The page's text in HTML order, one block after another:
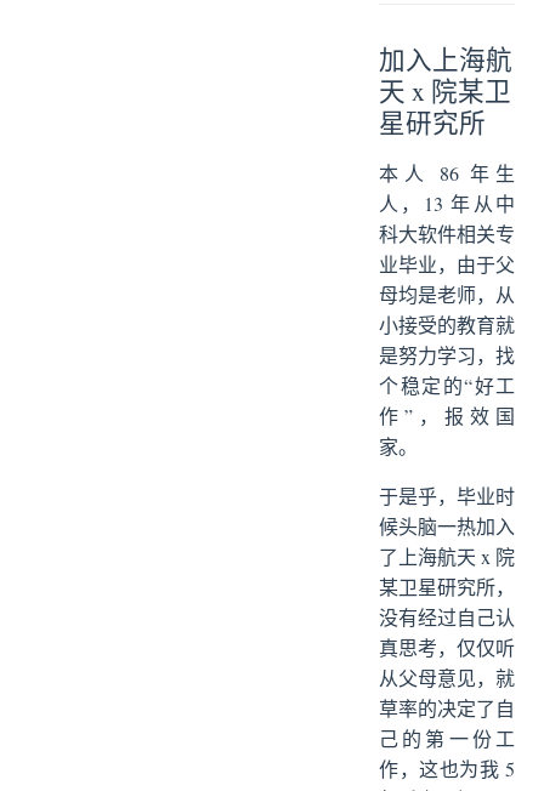
加入上海航
天 x 院某卫
星研究所
本人 86 年生
人，13 年从中
科大软件相关专
业毕业，由于父
母均是老师，从
小接受的教育就
是努力学习，找
个稳定的“好工
作”，报效国
家。
于是乎，毕业时
候头脑一热加入
了上海航天 x 院
某卫星研究所，
没有经过自己认
真思考，仅仅听
从父母意见，就
草率的决定了自
己的第一份工
作，这也为我 5